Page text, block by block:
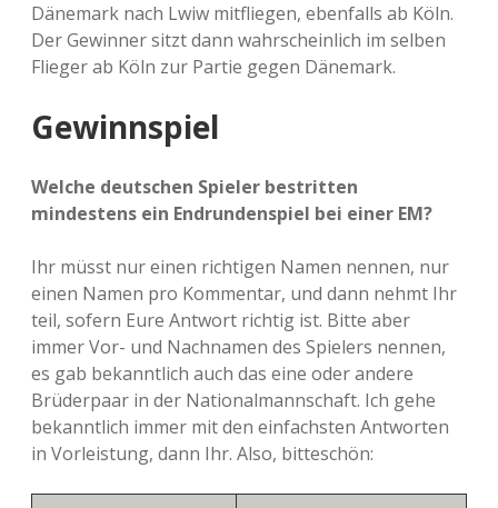
Dänemark nach Lwiw mitfliegen, ebenfalls ab Köln.
Der Gewinner sitzt dann wahrscheinlich im selben
Flieger ab Köln zur Partie gegen Dänemark.
Gewinnspiel
Welche deutschen Spieler bestritten
mindestens ein Endrundenspiel bei einer EM?
Ihr müsst nur einen richtigen Namen nennen, nur
einen Namen pro Kommentar, und dann nehmt Ihr
teil, sofern Eure Antwort richtig ist. Bitte aber
immer Vor- und Nachnamen des Spielers nennen,
es gab bekanntlich auch das eine oder andere
Brüderpaar in der Nationalmannschaft. Ich gehe
bekanntlich immer mit den einfachsten Antworten
in Vorleistung, dann Ihr. Also, bitteschön: